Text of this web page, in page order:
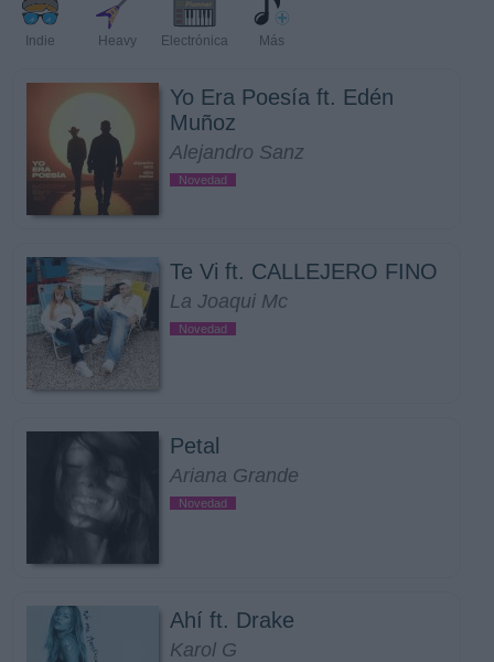
Indie Heavy Electrónica Más
Yo Era Poesía ft. Edén
Muñoz
Alejandro Sanz
Novedad
Te Vi ft. CALLEJERO FINO
La Joaqui Mc
Novedad
Petal
Ariana Grande
Novedad
Ahí ft. Drake
Karol G